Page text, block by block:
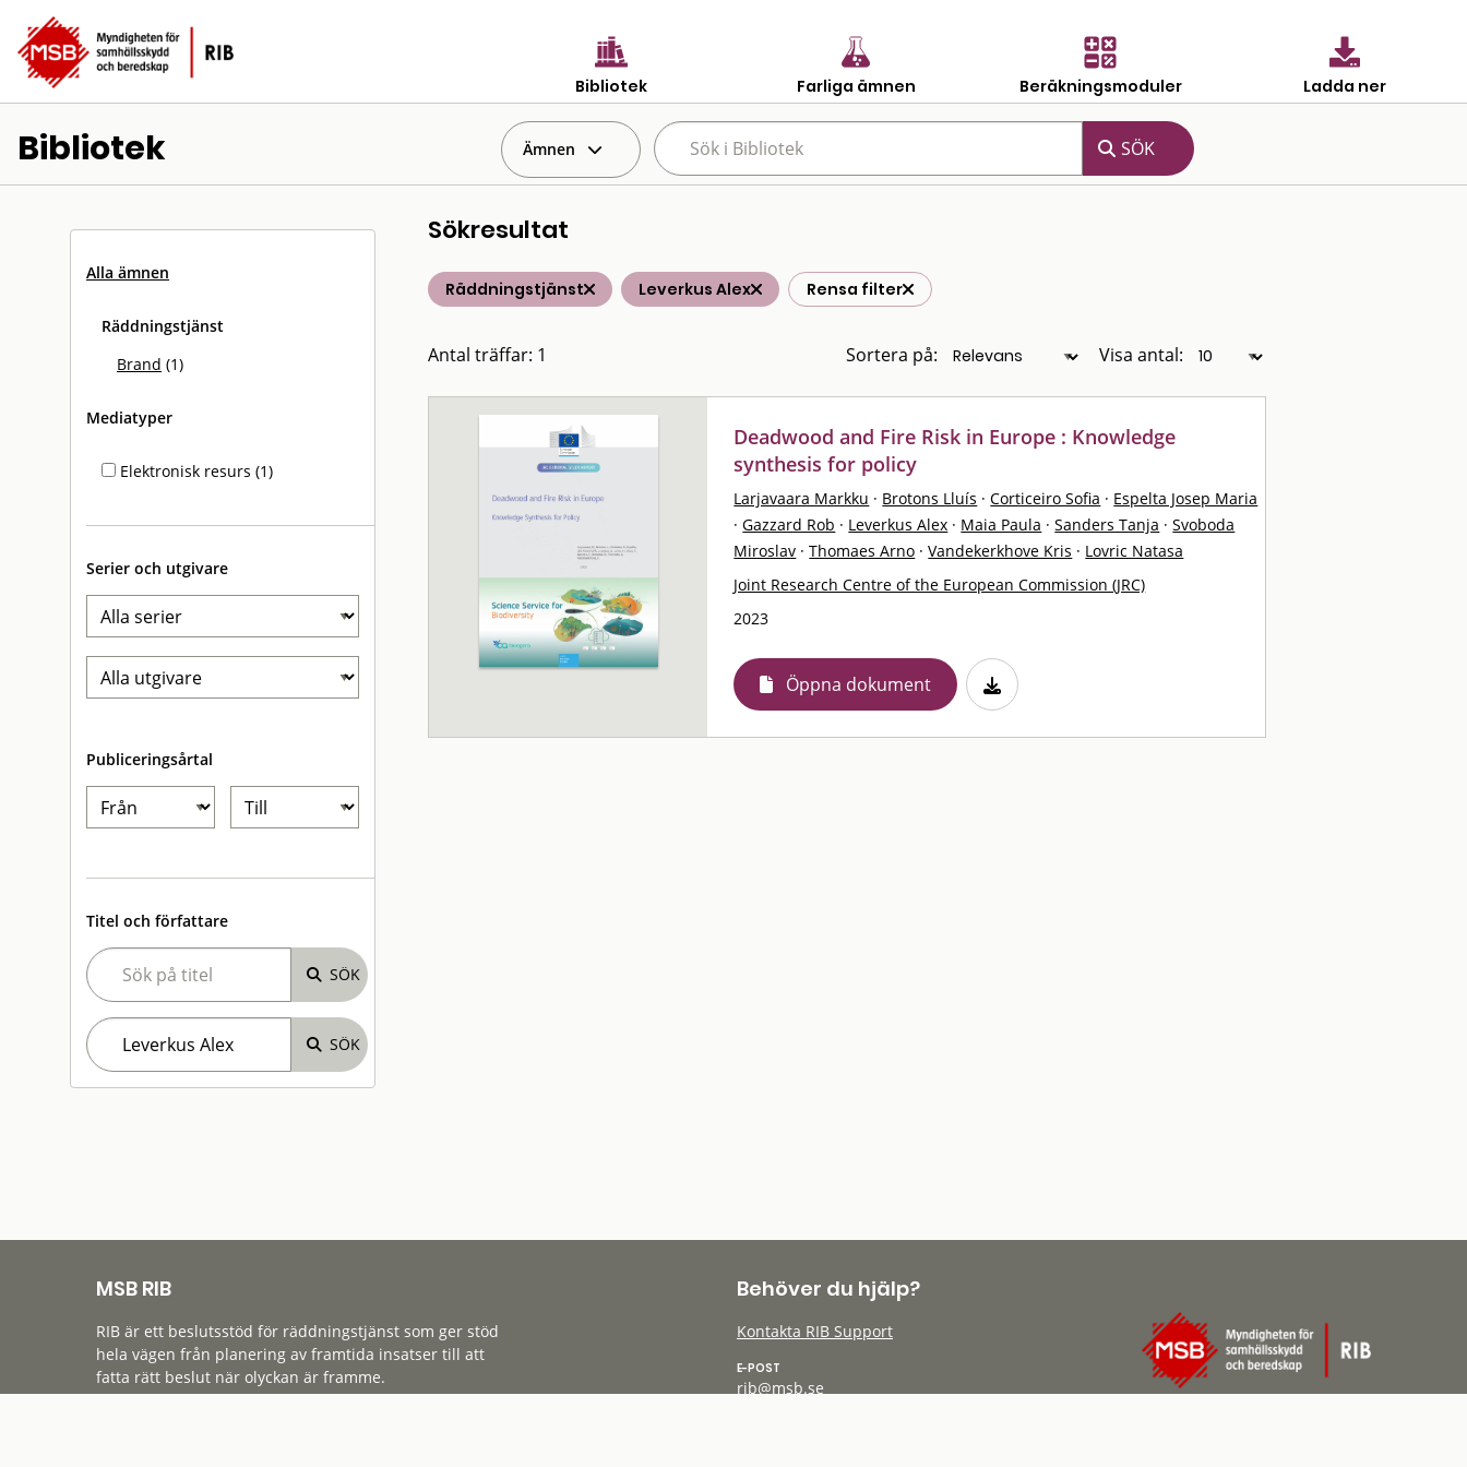
Bibliotek Farliga ämnen Beräkningsmoduler Ladda ner
Bibliotek Ämnen
Alla ämnen
Räddningstjänst
Brand (1)
Mediatyper
Elektronisk resurs (1)
Serier och utgivare
Publiceringsårtal
Titel och författare
Sökresultat
Räddningstjänst Leverkus Alex Rensa filter
Antal träffar: 1 Sortera på: Visa antal:
Deadwood and Fire Risk in Europe : Knowledge
synthesis for policy
Larjavaara Markku · Brotons Lluís · Corticeiro Sofia · Espelta Josep Maria
· Gazzard Rob · Leverkus Alex · Maia Paula · Sanders Tanja · Svoboda
Miroslav · Thomaes Arno · Vandekerkhove Kris · Lovric Natasa
Joint Research Centre of the European Commission (JRC)
2023
Öppna dokument
MSB RIB
RIB är ett beslutsstöd för räddningstjänst som ger stöd
hela vägen från planering av framtida insatser till att
fatta rätt beslut när olyckan är framme.
Behöver du hjälp?
Kontakta RIB Support
E-POST
rib@msb.se